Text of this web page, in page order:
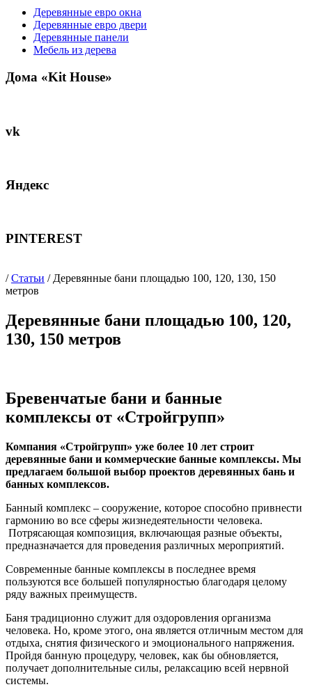
Деревянные евро окна
Деревянные евро двери
Деревянные панели
Мебель из дерева
Дома «Kit House»
vk
Яндекс
PINTEREST
/Статьи / Деревянные бани площадью 100, 120, 130, 150
метров
Деревянные бани площадью 100, 120,
130, 150 метров
Бревенчатые бани и банные
комплексы от «Стройгрупп»
Компания «Стройгрупп» уже более 10 лет строит
деревянные бани и коммерческие банные комплексы. Мы
предлагаем большой выбор проектов деревянных бань и
банных комплексов.
Банный комплекс – сооружение, которое способно привнести
гармонию во все сферы жизнедеятельности человека.
Потрясающая композиция, включающая разные объекты,
предназначается для проведения различных мероприятий.
Современные банные комплексы в последнее время
пользуются все большей популярностью благодаря целому
ряду важных преимуществ.
Баня традиционно служит для оздоровления организма
человека. Но, кроме этого, она является отличным местом для
отдыха, снятия физического и эмоционального напряжения.
Пройдя банную процедуру, человек, как бы обновляется,
получает дополнительные силы, релаксацию всей нервной
системы.